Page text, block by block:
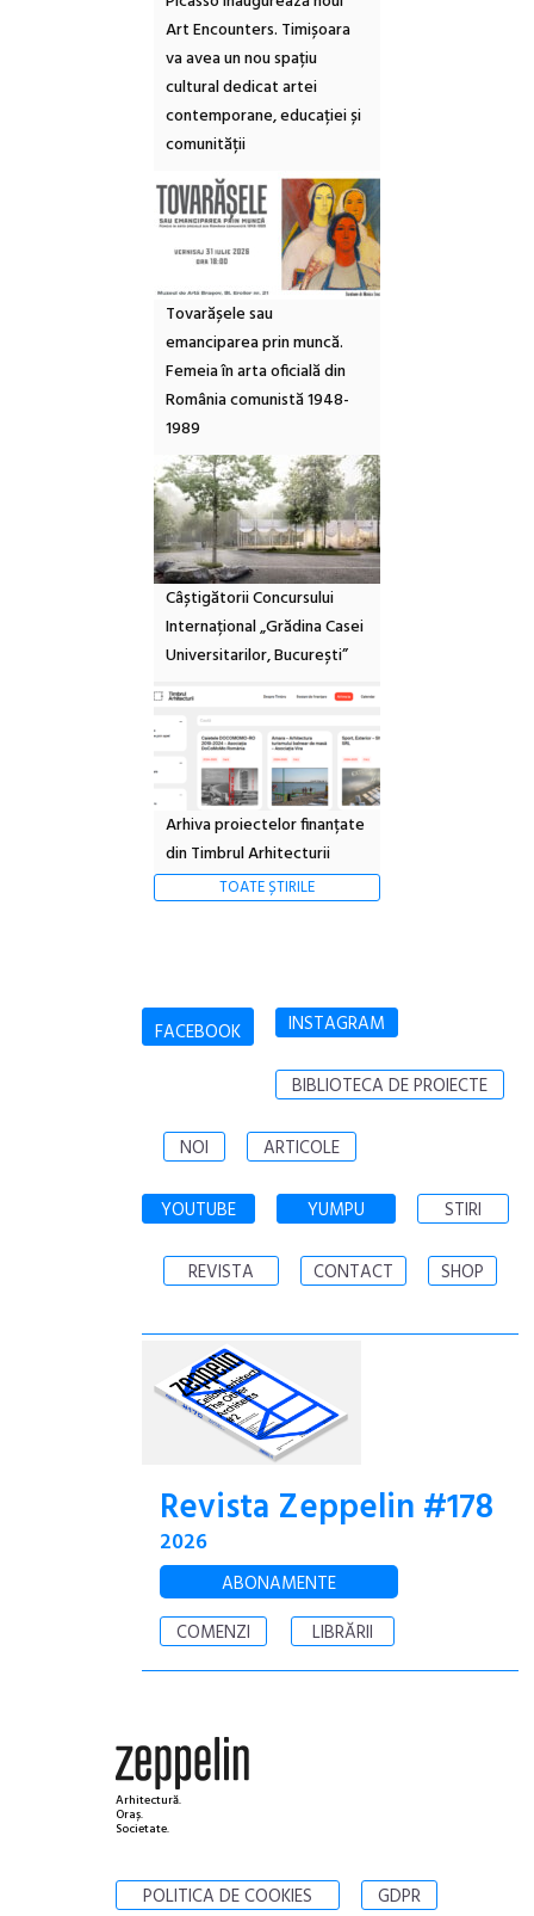
Art Encounters. Timișoara
va avea un nou spațiu
cultural dedicat artei
contemporane, educației și
comunității
Tovarășele sau
emanciparea prin muncă.
Femeia în arta oficială din
România comunistă 1948-
1989
Câștigătorii Concursului
Internațional „Grădina Casei
Universitarilor, București”
Arhiva proiectelor finanțate
din Timbrul Arhitecturii
TOATE ȘTIRILE
FACEBOOK INSTAGRAM
BIBLIOTECA DE PROIECTE
NOI ARTICOLE
YOUTUBE YUMPU STIRI
REVISTA CONTACT SHOP
Revista Zeppelin #178
2026
ABONAMENTE
COMENZI
LIBRĂRII
Arhitectură.
Oraș.
Societate.
POLITICA DE COOKIES GDPR